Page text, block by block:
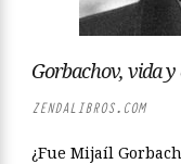
Gorbachov, vida
ZENDALIBROS.COM
¿Fue Mijaíl